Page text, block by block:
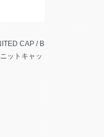
CAP / B
ットキャッ